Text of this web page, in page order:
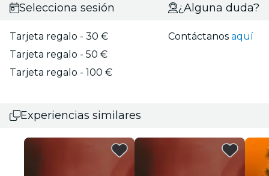
Selecciona sesión
Tarjeta regalo - 30 €
Tarjeta regalo - 50 €
Tarjeta regalo - 100 €
¿Alguna duda?
Contáctanosaquí
Experiencias similares